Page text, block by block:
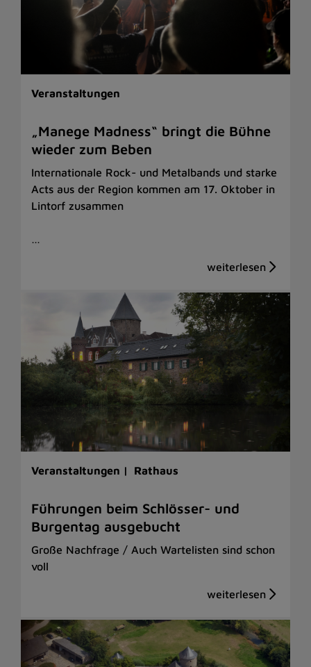
Veranstaltungen
„Manege Madness“ bringt die Bühne
wieder zum Beben
Internationale Rock- und Metalbands und starke
Acts aus der Region kommen am 17. Oktober in
Lintorf zusammen
…
Veranstaltungen | Rathaus
Führungen beim Schlösser- und
Burgentag ausgebucht
Große Nachfrage / Auch Wartelisten sind schon
voll